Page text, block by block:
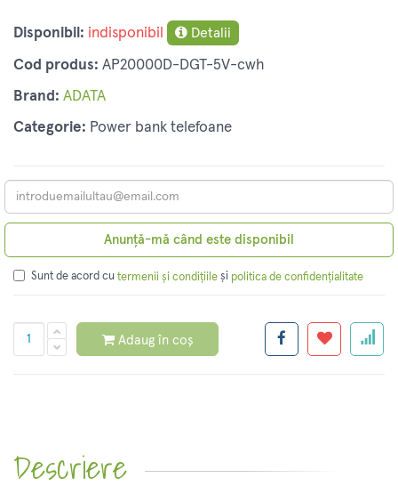
Disponibil: indisponibil Detalii
Cod produs: AP20000D-DGT-5V-cwh
Brand: ADATA
Categorie: Power bank telefoane
Anunță-mă când este disponibil
Sunt de acord cu termenii și condițiile și politica de confidențialitate
Adaug în coș
Descriere